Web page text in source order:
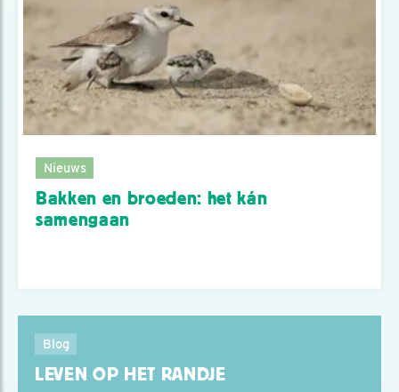
Nieuws
Bakken en broeden: het kán
samengaan
Blog
LEVEN OP HET RANDJE